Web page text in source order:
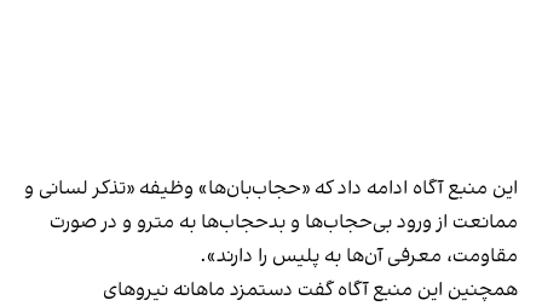
این منبع آگاه ادامه داد که «حجاب‌بان‌ها» وظیفه «تذکر لسانی و
ممانعت از ورود بی‌حجاب‌ها و بدحجاب‌ها به مترو و در صورت
مقاومت، معرفی آن‌ها به پلیس را دارند».
همچنین این منبع آگاه گفت دستمزد ماهانه نیروهای